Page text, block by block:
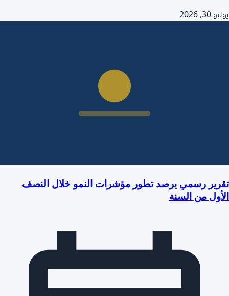
يوليو 30, 2026
تقرير رسمي يرصد تطور مؤشرات النمو خلال النصف
الأول من السنة